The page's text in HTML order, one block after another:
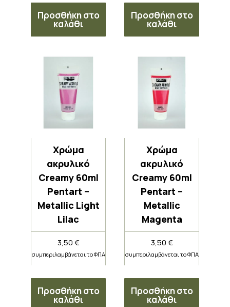
Προσθήκη στο
καλάθι
Προσθήκη στο
καλάθι
Χρώμα
ακρυλικό
Creamy 60ml
Pentart –
Metallic Light
Lilac
3,50€
συμπεριλαμβάνεται το ΦΠΑ
Προσθήκη στο
καλάθι
Χρώμα
ακρυλικό
Creamy 60ml
Pentart –
Metallic
Magenta
3,50€
συμπεριλαμβάνεται το ΦΠΑ
Προσθήκη στο
καλάθι